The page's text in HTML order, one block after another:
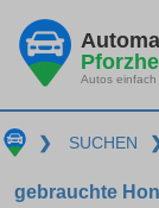
Autos einfach
❯ SUCHEN
gebrauchte